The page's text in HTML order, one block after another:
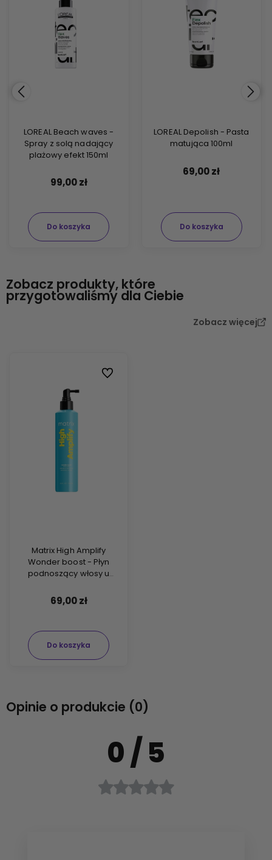
LOREAL Beach waves -
Spray z solą nadający
plażowy efekt 150ml
99,00 zł
Do koszyka
LOREAL Depolish - Pasta
matująca 100ml
69,00 zł
Do koszyka
Zobacz produkty, które
przygotowaliśmy dla Ciebie
Zobacz więcej
Matrix High Amplify
Wonder boost - Płyn
podnoszący włosy u
69,00 zł
Do koszyka
Do ulubionych
Opinie o produkcie (0)
0/ 5